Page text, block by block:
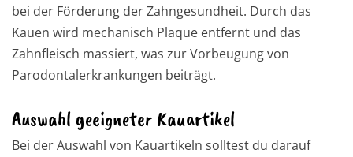
bei der Förderung der Zahngesundheit. Durch das
Kauen wird mechanisch Plaque entfernt und das
Zahnfleisch massiert, was zur Vorbeugung von
Parodontalerkrankungen beiträgt.
Auswahl geeigneter Kauartikel
Bei der Auswahl von Kauartikeln solltest du darauf